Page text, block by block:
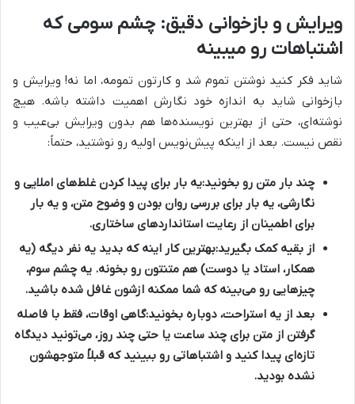
ویرایش و بازخوانی دقیق: چشم سومی که
اشتباهات رو میبینه
شاید فکر کنید نوشتن تموم شد و کارتون تمومه، اما نه! ویرایش و
بازخوانی شاید به اندازه خود نگارش اهمیت داشته باشه. هیچ
نوشته‌ای، حتی از بهترین نویسنده‌ها هم بدون ویرایش بی‌عیب و
نقص نیست. بعد از اینکه پیش‌نویس اولیه رو نوشتید، حتماً:
چند بار متن رو بخونید:یه بار برای پیدا کردن غلط‌های املایی و
نگارشی، یه بار برای بررسی روان بودن و وضوح متن، و یه بار
برای اطمینان از رعایت استانداردهای ساختاری.
از بقیه کمک بگیرید:بهترین کار اینه که بدید یه نفر دیگه (یه
همکار، استاد یا دوست) هم متنتون رو بخونه. یه چشم سوم،
چیزهایی رو می‌بینه که شما ممکنه ازشون غافل شده باشید.
بعد از یه استراحت، دوباره بخونید:گاهی اوقات، فقط با فاصله
گرفتن از متن برای چند ساعت یا حتی چند روز، می‌تونید دیدگاه
تازه‌ای پیدا کنید و اشتباهاتی رو ببینید که قبلاً متوجهشون
نشده بودید.